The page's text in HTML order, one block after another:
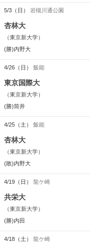
5/3（日） 岩槻川通公園
杏林大
（東京新大学）
(勝)内野大
4/26（日） 飯能
東京国際大
（東京新大学）
(勝)筒井
4/25（土） 飯能
杏林大
（東京新大学）
(敗)内野大
4/19（日） 龍ケ崎
共栄大
（東京新大学）
(勝)内田
4/18（土） 龍ケ崎